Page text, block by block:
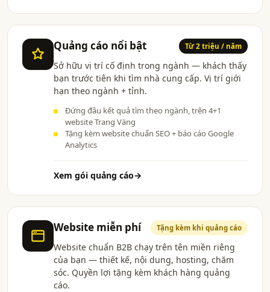
Quảng cáo nổi bật Từ 2 triệu / năm
Sở hữu vị trí cố định trong ngành — khách thấy
bạn trước tiên khi tìm nhà cung cấp. Vị trí giới
hạn theo ngành + tỉnh.
Đứng đầu kết quả tìm theo ngành, trên 4+1
website Trang Vàng
Tặng kèm website chuẩn SEO + báo cáo Google
Analytics
Xem gói quảng cáo→
Website miễn phí Tặng kèm khi quảng cáo
Website chuẩn B2B chạy trên tên miền riêng
của bạn — thiết kế, nội dung, hosting, chăm
sóc. Quyền lợi tặng kèm khách hàng quảng
cáo.